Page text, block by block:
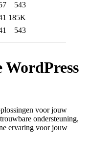
543
185K
543
WordPress
voor jouw
ondersteuning,
ervaring voor jouw